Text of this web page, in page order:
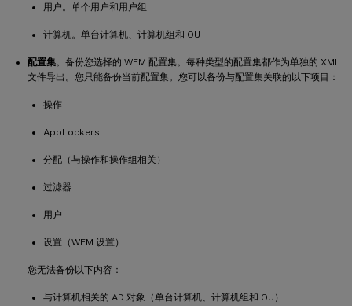
用户。单个用户和用户组
计算机。单台计算机、计算机组和 OU
配置集。备份您选择的 WEM 配置集。每种类型的配置集都作为单独的 XML
文件导出。您只能备份当前配置集。您可以备份与配置集关联的以下项目：
操作
AppLockers
分配（与操作和操作组相关）
过滤器
用户
设置（WEM 设置）
您无法备份以下内容：
与计算机相关的 AD 对象（单台计算机、计算机组和 OU）